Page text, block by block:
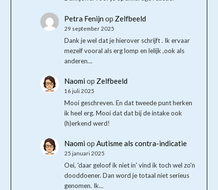
Petra Fenijnop Zelfbeeld
29 september 2025
Dank je wel dat je hierover schrijft . Ik ervaar
mezelf vooral als erg lomp en lelijk ,ook als
anderen…
Naomiop Zelfbeeld
16 juli 2025
Mooi geschreven. En dat tweede punt herken
ik heel erg. Mooi dat dat bij de intake ook
(h)erkend werd!
NaomiopAutisme als contra-indicatie
25 januari 2025
Oei, 'daar geloof ik niet in' vind ik toch wel zo'n
dooddoener. Dan word je totaal niet serieus
genomen. Ik…